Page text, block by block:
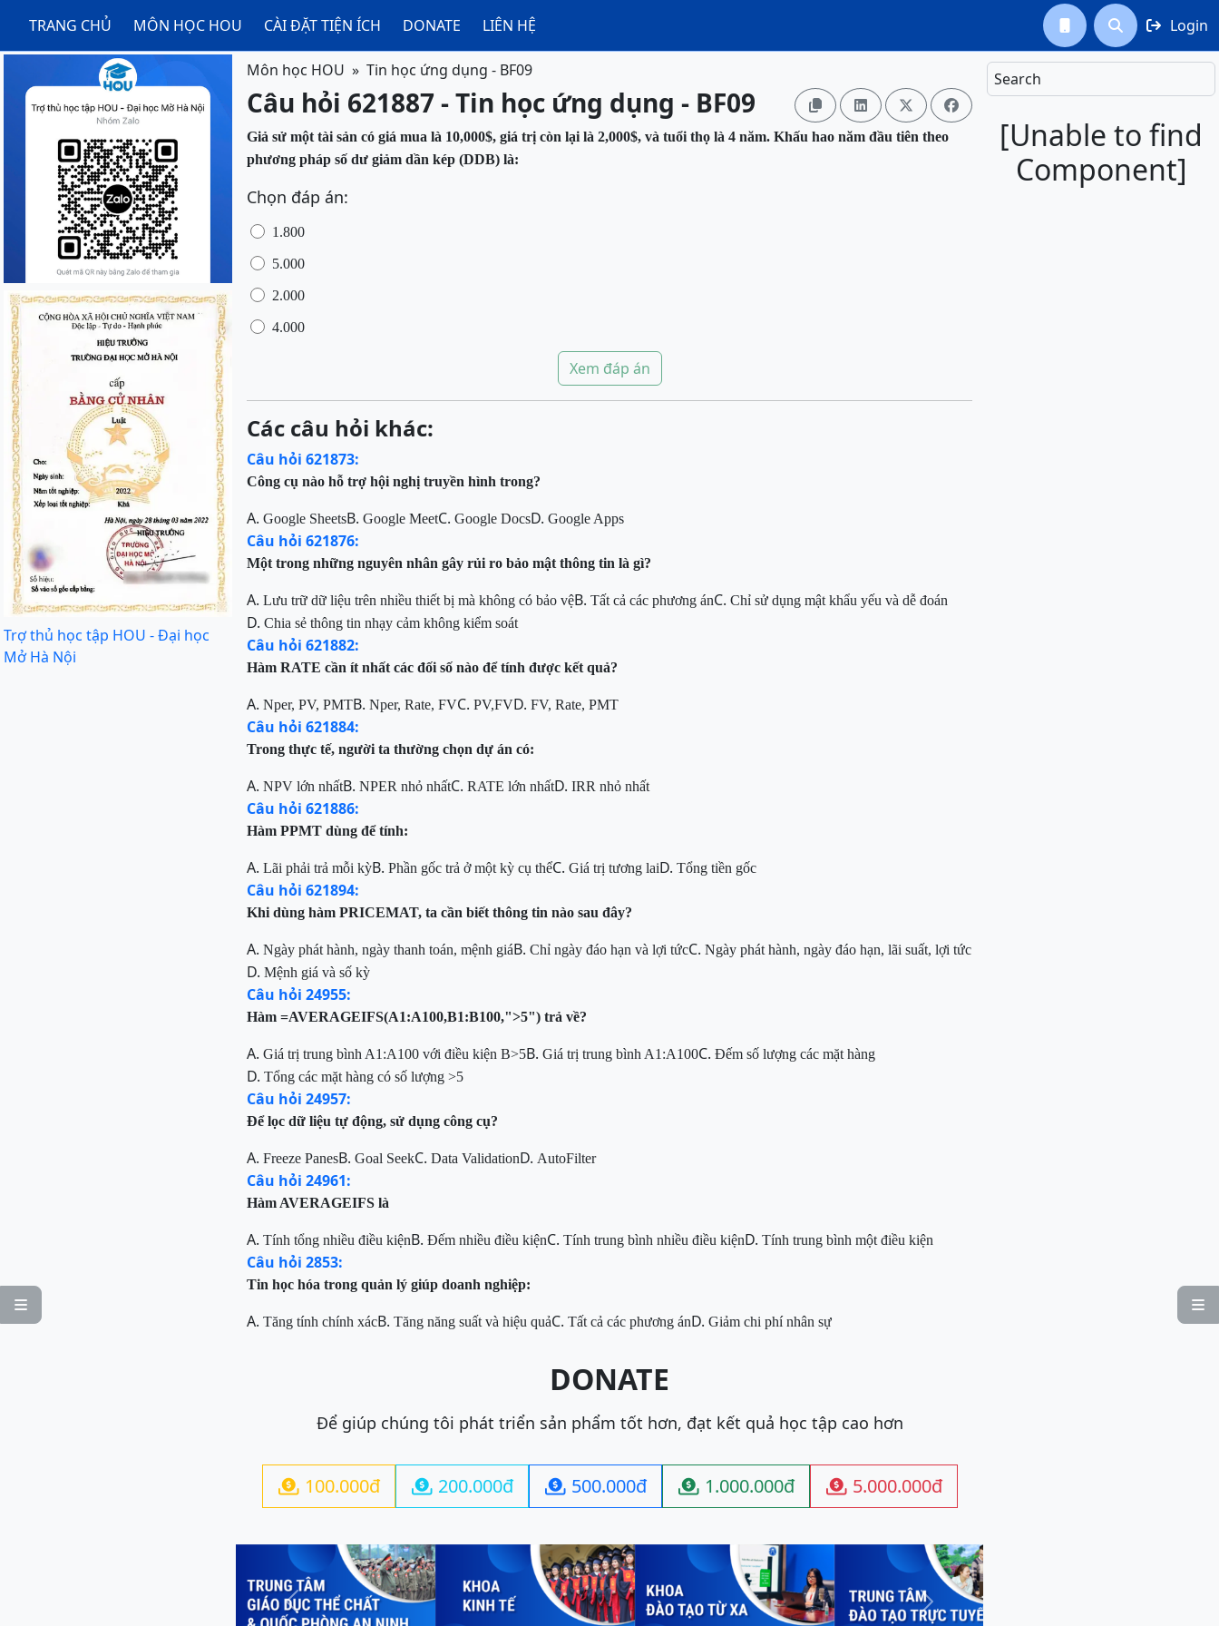
TRANG CHỦ MÔN HỌC HOU CÀI ĐẶT TIỆN ÍCH DONATE LIÊN HỆ   Login

Search
[Unable to find
Component]

Trợ thủ học tập HOU - Đại học
Mở Hà Nội
Môn học HOU Tin học ứng dụng - BF09
Câu hỏi 621887 - Tin học ứng dụng - BF09    
Giả sử một tài sản có giá mua là 10,000$, giá trị còn lại là 2,000$, và tuổi thọ là 4 năm. Khấu hao năm đầu tiên theo
phương pháp số dư giảm dần kép (DDB) là:
Chọn đáp án:
1.800
5.000
2.000
4.000
Xem đáp án
Các câu hỏi khác:
Câu hỏi 621873:
Công cụ nào hỗ trợ hội nghị truyền hình trong?
A. Google SheetsB. Google MeetC. Google DocsD. Google Apps
Câu hỏi 621876:
Một trong những nguyên nhân gây rủi ro bảo mật thông tin là gì?
A. Lưu trữ dữ liệu trên nhiều thiết bị mà không có bảo vệB. Tất cả các phương ánC. Chỉ sử dụng mật khẩu yếu và dễ đoán
D. Chia sẻ thông tin nhạy cảm không kiểm soát
Câu hỏi 621882:
Hàm RATE cần ít nhất các đối số nào để tính được kết quả?
A. Nper, PV, PMTB. Nper, Rate, FVC. PV,FVD. FV, Rate, PMT
Câu hỏi 621884:
Trong thực tế, người ta thường chọn dự án có:
A. NPV lớn nhấtB. NPER nhỏ nhấtC. RATE lớn nhấtD. IRR nhỏ nhất
Câu hỏi 621886:
Hàm PPMT dùng để tính:
A. Lãi phải trả mỗi kỳB. Phần gốc trả ở một kỳ cụ thểC. Giá trị tương laiD. Tổng tiền gốc
Câu hỏi 621894:
Khi dùng hàm PRICEMAT, ta cần biết thông tin nào sau đây?
A. Ngày phát hành, ngày thanh toán, mệnh giáB. Chỉ ngày đáo hạn và lợi tứcC. Ngày phát hành, ngày đáo hạn, lãi suất, lợi tức
D. Mệnh giá và số kỳ
Câu hỏi 24955:
Hàm =AVERAGEIFS(A1:A100,B1:B100,">5") trả về?
A. Giá trị trung bình A1:A100 với điều kiện B>5B. Giá trị trung bình A1:A100C. Đếm số lượng các mặt hàng
D. Tổng các mặt hàng có số lượng >5
Câu hỏi 24957:
Để lọc dữ liệu tự động, sử dụng công cụ?
A. Freeze PanesB. Goal SeekC. Data ValidationD. AutoFilter
Câu hỏi 24961:
Hàm AVERAGEIFS là
A. Tính tổng nhiều điều kiệnB. Đếm nhiều điều kiệnC. Tính trung bình nhiều điều kiệnD. Tính trung bình một điều kiện
Câu hỏi 2853:
Tin học hóa trong quản lý giúp doanh nghiệp:
A. Tăng tính chính xácB. Tăng năng suất và hiệu quảC. Tất cả các phương ánD. Giảm chi phí nhân sự
DONATE
Để giúp chúng tôi phát triển sản phẩm tốt hơn, đạt kết quả học tập cao hơn
 100.000đ  200.000đ  500.000đ  1.000.000đ  5.000.000đ
Previous Next